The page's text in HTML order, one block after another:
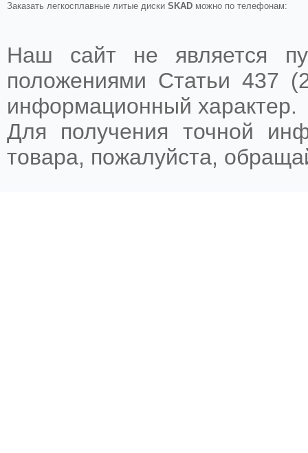
Заказать легкосплавные литые диски SKAD можно по телефонам:
Наш сайт не является
положениями Статьи 437
информационный характер.
Для получения точной
товара, пожалуйста,